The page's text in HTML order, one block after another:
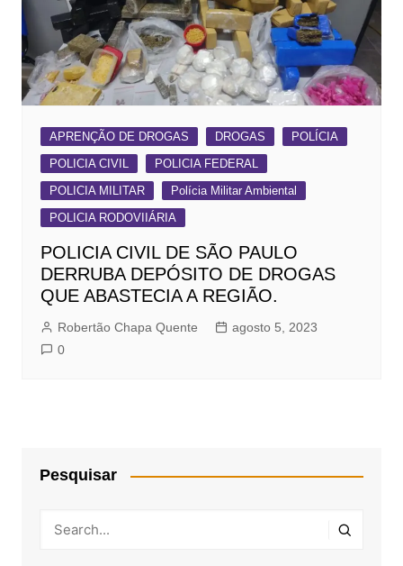
APRENÇÃO DE DROGAS DROGAS
POLÍCIA
POLICIA CIVIL
POLICIA FEDERAL
POLICIA MILITAR
Polícia Militar Ambiental
POLICIA RODOVIIÁRIA
POLICIA CIVIL DE SÃO PAULO
DERRUBA DEPÓSITO DE DROGAS
QUE ABASTECIA A REGIÃO.
Robertão Chapa Quente
agosto 5, 2023
0
Pesquisar